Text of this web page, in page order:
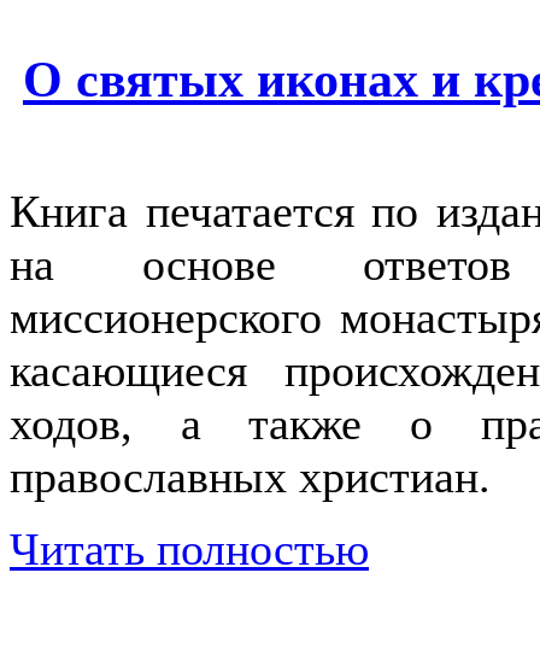
О святых иконах и
Книга печатается по
на основе ответов
миссионерского
касающиеся
ходов, а также о
православных христиан.
Читать полностью